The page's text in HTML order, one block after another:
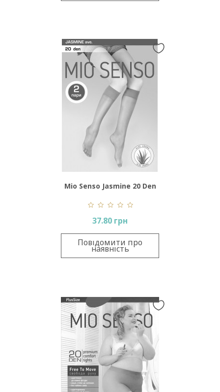
Mio Senso Jasmine 20 Den
37.80 грн
Повідомити про
наявність